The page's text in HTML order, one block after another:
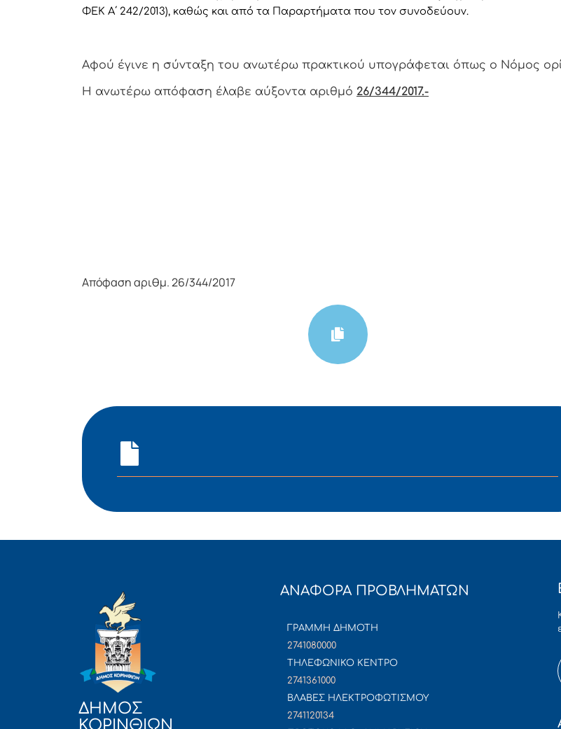
ΦΕΚ Α΄ 242/2013), καθώς και από τα Παραρτήματα που τον συνοδεύουν.
Αφoύ έγιvε η σύvταξη τoυ αvωτέρω πρακτικoύ υπoγράφεται όπως o Νόμoς
Η αvωτέρω απόφαση έλαβε αύξοντα αριθμό 26/344/2017.-
Απόφαση αριθμ. 26/344/2017
ΔΗΜΟΣ
ΚΟΡΙΝΘΙΩΝ
ΑΝΑΦΟΡΑ ΠΡΟΒΛΗΜΑΤΩΝ
ΓΡΑΜΜΗ ΔΗΜΟΤΗ
2741080000
ΤΗΛΕΦΩΝΙΚΟ ΚΕΝΤΡΟ
2741361000
ΒΛΑΒΕΣ ΗΛΕΚΤΡΟΦΩΤΙΣΜΟΥ
2741120134